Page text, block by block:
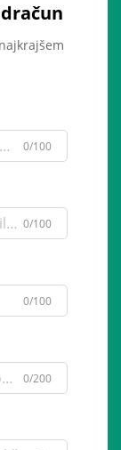
0/100
0/100
0/100
0/200